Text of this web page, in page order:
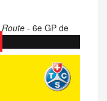
- 6e GP de
-
Blonay-Les